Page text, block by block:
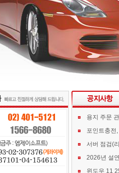
용지 주문
포인트충전
서버 점검(
2026년 설